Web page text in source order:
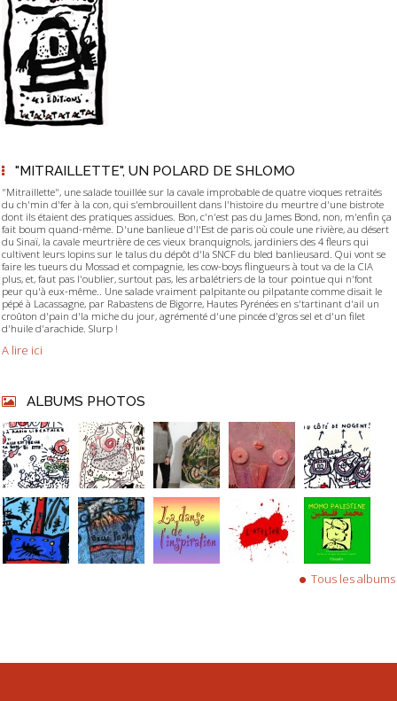
"MITRAILLETTE", UN POLARD DE SHLOMO
"Mitraillette", une salade touillée sur la cavale improbable de quatre vioques retraités
du ch'min d'fer à la con, qui s'embrouillent dans l'histoire du meurtre d'une bistrote
dont ils étaient des pratiques assidues. Bon, c'n'est pas du James Bond, non, m'enfin ça
fait boum quand-même. D'une banlieue d'l'Est de paris où coule une rivière, au désert
du Sinaï, la cavale meurtrière de ces vieux branquignols, jardiniers des 4 fleurs qui
cultivent leurs lopins sur le talus du dépôt d'la SNCF du bled banlieusard. Qui vont se
faire les tueurs du Mossad et compagnie, les cow-boys flingueurs à tout va de la CIA
plus, et, faut pas l'oublier, surtout pas, les arbalétriers de la tour pointue qui n'font
peur qu'à eux-même.. Une salade vraiment palpitante ou pilpatante comme disait le
pépé à Lacassagne, par Rabastens de Bigorre, Hautes Pyrénées en s'tartinant d'ail un
croûton d'pain d'la miche du jour, agrémenté d'une pincée d'gros sel et d'un filet
d'huile d'arachide. Slurp !
A lire ici
ALBUMS PHOTOS
Tous les albums